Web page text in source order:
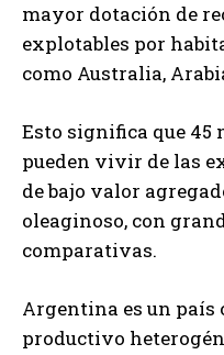
mayor dotación de
explotables por
como Australia,
Esto significa que 45
pueden vivir de las
de bajo valor
oleaginoso, con
comparativas.
Argentina es un país
productivo